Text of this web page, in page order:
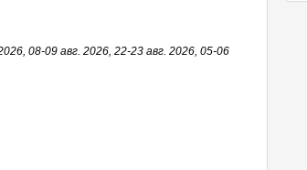
08-09 авг. 2026, 22-23 авг. 2026, 05-06